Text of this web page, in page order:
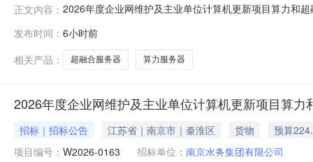
正文内容： 2026年度企业网维护及主业单位计算机更新项目算力和
团有限公司1.3招标代理机构：/1.4资金落实情况：已落
发布时间： 6小时前
相关产品：
超融合服务器 算力服务器
2026年度企业网维护及主业单位计算机更新项目算
招标｜招标公告 江苏省｜南京市｜秦淮区 货物
预算
项目编号： W2026-0163 招标单位： 南京水务集团有限公司